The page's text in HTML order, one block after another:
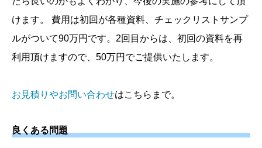
けます。 費用は初回が各種資料、チェックリストサンプ
ルがついて90万円です。2回目からは、初回の資料を再
利用頂けますので、50万円でご提供いたします。
お見積りやお問い合わせはこちらまで。
良くある問題